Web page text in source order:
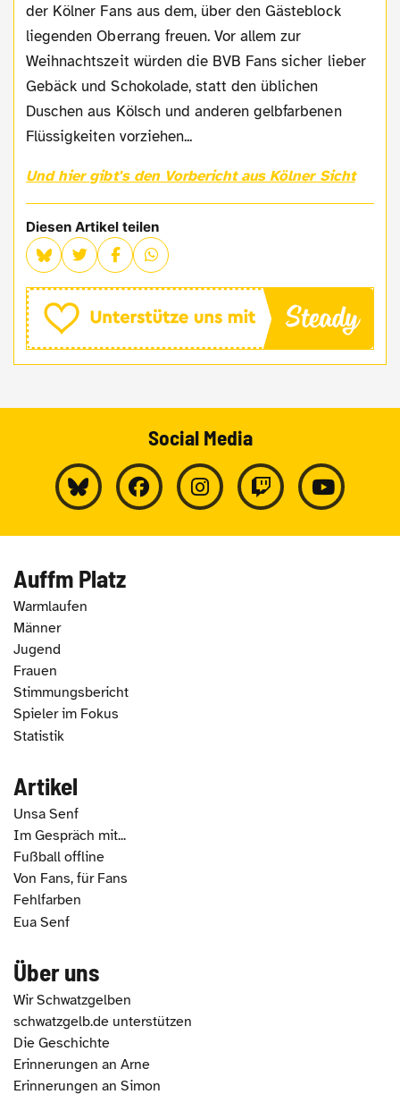
der Kölner Fans aus dem, über den Gästeblock
liegenden Oberrang freuen. Vor allem zur
Weihnachtszeit würden die BVB Fans sicher lieber
Gebäck und Schokolade, statt den üblichen
Duschen aus Kölsch und anderen gelbfarbenen
Flüssigkeiten vorziehen...
Und hier gibt's den Vorbericht aus Kölner Sicht
Diesen Artikel teilen
Social Media
Auffm Platz
Warmlaufen
Männer
Jugend
Frauen
Stimmungsbericht
Spieler im Fokus
Statistik
Artikel
Unsa Senf
Im Gespräch mit...
Fußball offline
Von Fans, für Fans
Fehlfarben
Eua Senf
Über uns
Wir Schwatzgelben
schwatzgelb.de unterstützen
Die Geschichte
Erinnerungen an Arne
Erinnerungen an Simon